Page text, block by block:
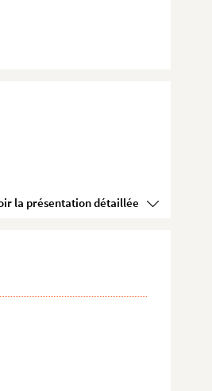
Voir la présentation détaillée